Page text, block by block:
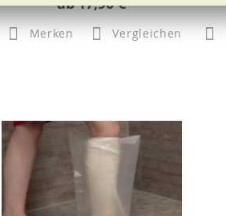
Merken Vergleichen